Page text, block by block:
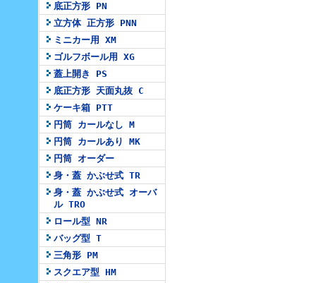
底正方形 PN
立方体 正方形 PNN
ミニカー用 XM
ゴルフボール用 XG
蓋上開き PS
底正方形 天面丸抜 C
ケーキ箱 PTT
円筒 カールなし M
円筒 カールあり MK
円筒 オーダー
身・蓋 かぶせ式 TR
身・蓋 かぶせ式 オーバ
ル TRO
ロール型 NR
バッグ型 T
三角形 PM
スクエア型 HM